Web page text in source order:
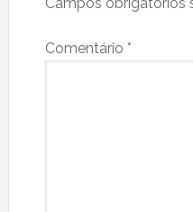
Comentário *